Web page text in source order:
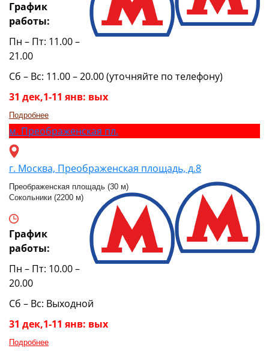
График
работы:
Пн – Пт: 11.00 –
21.00
Сб – Вс: 11.00 – 20.00 (уточняйте по телефону)
31 дек,1-11 янв: вых
Подробнее
м. Преображенская пл.
г. Москва, Преображенская площадь, д.8
Преображенская площадь (30 м)
Сокольники (2200 м)
График
работы:
Пн – Пт: 10.00 –
20.00
Сб – Вс: Выходной
31 дек,1-11 янв: вых
Подробнее